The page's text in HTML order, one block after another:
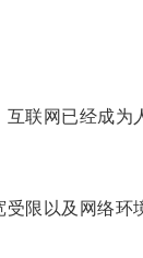
网已经成为人
以及网络环